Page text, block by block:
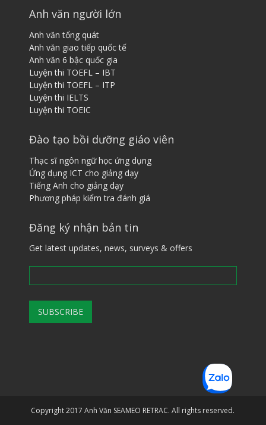
Anh văn người lớn
Anh văn tổng quát
Anh văn giao tiếp quốc tế
Anh văn 6 bậc quốc gia
Luyện thi TOEFL – IBT
Luyện thi TOEFL – ITP
Luyện thi IELTS
Luyện thi TOEIC
Đào tạo bồi dưỡng giáo viên
Thạc sĩ ngôn ngữ học ứng dụng
Ứng dụng ICT cho giảng dạy
Tiếng ​A​nh cho giảng dạy
Phương pháp kiểm tra đánh giá
Đăng ký nhận bản tin
Get latest updates, news, surveys & offers
Copyright 2017 Anh Văn SEAMEO RETRAC. All rights reserved.